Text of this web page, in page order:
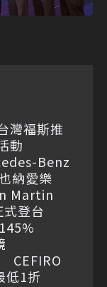
灣福斯推
動
Benz
納愛樂
Martin
登台
CEFIRO
低1折